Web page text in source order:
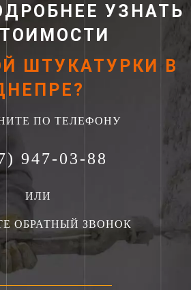
УЗНАТЬ
ШТУКАТУРКИ В
ПО ТЕЛЕФОНУ
947-03-88
ИЛИ
ОБРАТНЫЙ ЗВОНОК